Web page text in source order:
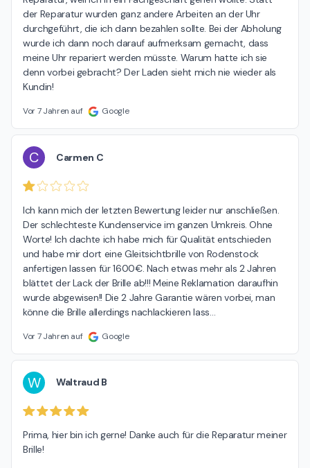
der Reparatur wurden ganz andere Arbeiten an der Uhr
durchgeführt, die ich dann bezahlen sollte. Bei der Abholung
wurde ich dann noch darauf aufmerksam gemacht, dass
meine Uhr repariert werden müsste. Warum hatte ich sie
denn vorbei gebracht? Der Laden sieht mich nie wieder als
Kundin!
Vor 7 Jahren auf Google
C Carmen C
Ich kann mich der letzten Bewertung leider nur anschließen.
Der schlechteste Kundenservice im ganzen Umkreis. Ohne
Worte! Ich dachte ich habe mich für Qualität entschieden
und habe mir dort eine Gleitsichtbrille von Rodenstock
anfertigen lassen für 1600€. Nach etwas mehr als 2 Jahren
blättet der Lack der Brille ab!!! Meine Reklamation daraufhin
wurde abgewisen!! Die 2 Jahre Garantie wären vorbei, man
könne die Brille allerdings nachlackieren lass
Vor 7 Jahren auf Google
W Waltraud B
Prima, hier bin ich gerne! Danke auch für die Reparatur meiner
Brille!